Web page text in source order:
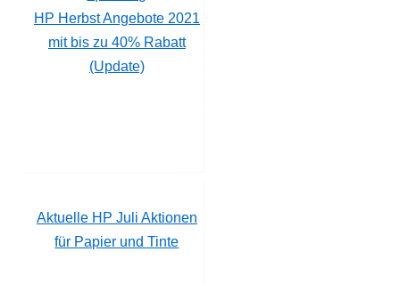
HP Herbst Angebote 2021
mit bis zu 40% Rabatt
(Update)
Aktuelle HP Juli Aktionen
für Papier und Tinte